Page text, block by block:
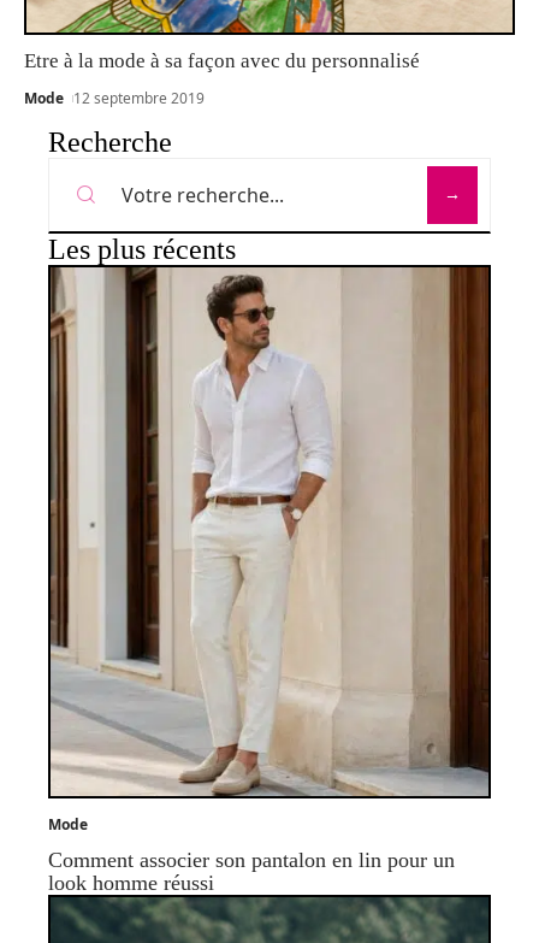
Etre à la mode à sa façon avec du personnalisé
Mode 12 septembre 2019
Recherche
Les plus récents
Mode
Comment associer son pantalon en lin pour un
look homme réussi